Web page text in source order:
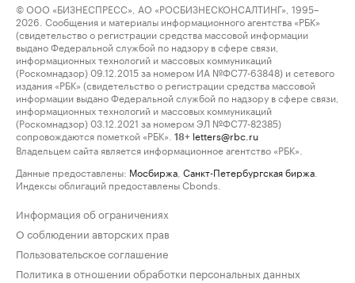
© ООО «БИЗНЕСПРЕСС», АО «РОСБИЗНЕСКОНСАЛТИНГ», 1995–
2026. Сообщения и материалы информационного агентства «РБК»
(свидетельство о регистрации средства массовой информации
выдано Федеральной службой по надзору в сфере связи,
информационных технологий и массовых коммуникаций
(Роскомнадзор) 09.12.2015 за номером ИА №ФС77-63848) и сетевого
издания «РБК» (свидетельство о регистрации средства массовой
информации выдано Федеральной службой по надзору в сфере связи,
информационных технологий и массовых коммуникаций
(Роскомнадзор) 03.12.2021 за номером ЭЛ №ФС77-82385)
сопровождаются пометкой «РБК».
18+ letters@rbc.ru
Владельцем сайта является информационное агентство «РБК».
Данные предоставлены: Мосбиржа Санкт-Петербургская биржа
Индексы облигаций предоставлены Cbonds.
Информация об ограничениях
О соблюдении авторских прав
Пользовательское соглашение
Политика в отношении обработки персональных данных